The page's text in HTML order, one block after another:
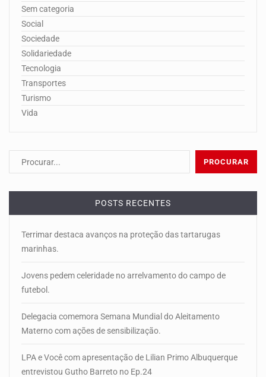
Sem categoria
Social
Sociedade
Solidariedade
Tecnologia
Transportes
Turismo
Vida
POSTS RECENTES
Terrimar destaca avanços na proteção das tartarugas
marinhas.
Jovens pedem celeridade no arrelvamento do campo de
futebol.
Delegacia comemora Semana Mundial do Aleitamento
Materno com ações de sensibilização.
LPA e Você com apresentação de Lilian Primo Albuquerque
entrevistou Gutho Barreto no Ep.24